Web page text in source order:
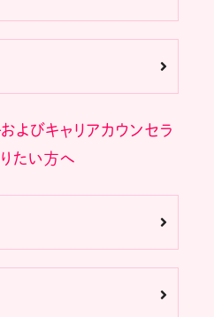
よびキャリアカウンセラ
たい方へ